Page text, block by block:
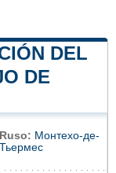
DEL
DE
Ruso: Монтехо-де-
Тьермес